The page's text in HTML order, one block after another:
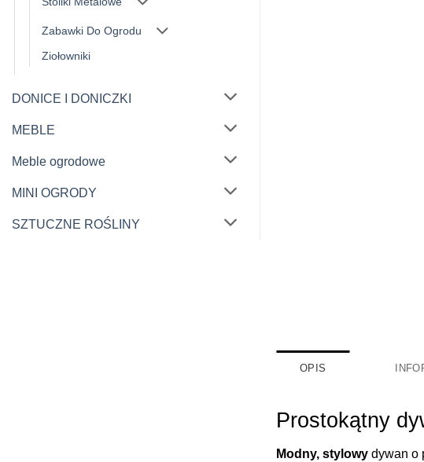
Zabawki Do Ogrodu
Ziołowniki
DONICE I DONICZKI
MEBLE
Meble ogrodowe
MINI OGRODY
SZTUCZNE ROŚLINY
OPIS
Prostokątny
Modny, stylowy dywan o